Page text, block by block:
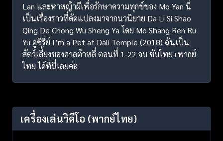
Lan และหาหญ้าผีเพื่อรักษาความทุกข์ของ Mo Yan นี่
เป็นเรื่องราวที่ดัดแปลงมาจากนวนิยาย Da Li Si Shao
Qing De Chong Wu Sheng Ya โดย Mo Shang Ren Ru
Yu ดูซีรี่ย์ I’m a Pet at Dali Temple (2018) ฉันเป็น
สัตว์เลี้ยงของศาลต้าหลี่ ตอนที่ 1-22 จบ ซับไทย+พากย์
ไทย ได้ที่นี่เลยค่ะ
เครื่องเล่นวิดีโอ (พากย์ไทย)